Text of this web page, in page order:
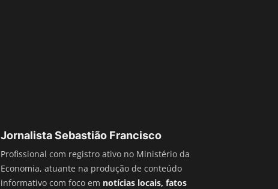
Jornalista Sebastião Francisco
Profissional com registro ativo no Ministério da
Economia, atuante na produção de conteúdo
informativo com foco em notícias locais, fatos